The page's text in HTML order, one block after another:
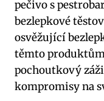
pečivo s
bezlepkové
osvěžující
těmto
pochoutkový
kompromisy na